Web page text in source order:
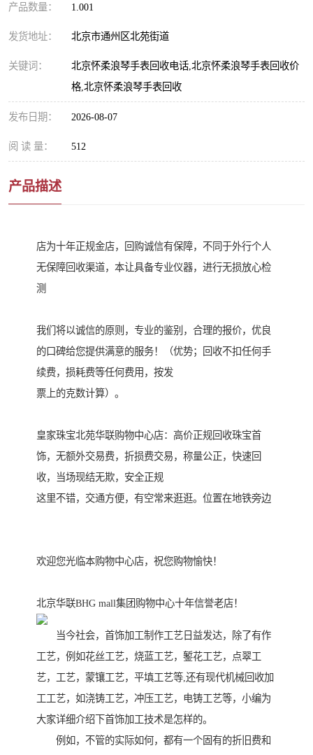
产品数量： 1.001
发货地址： 北京市通州区北苑街道
关键词：
北京怀柔浪琴手表回收电话,北京怀柔浪琴手表回收价
格,北京怀柔浪琴手表回收
发布日期： 2026-08-07
阅 读 量： 512
产品描述
店为十年正规金店，回购诚信有保障，不同于外行个人
无保障回收渠道，本让具备专业仪器，进行无损放心检
测
我们将以诚信的原则，专业的鉴别，合理的报价，优良
的口碑给您提供满意的服务！（优势；回收不扣任何手
续费，损耗费等任何费用，按发
票上的克数计算）。
皇家珠宝北苑华联购物中心店：高价正规回收珠宝首
饰，无额外交易费，折损费交易，称量公正，快速回
收，当场现结无欺，安全正规
这里不错，交通方便，有空常来逛逛。位置在地铁旁边
欢迎您光临本购物中心店，祝您购物愉快！
北京华联BHG mall集团购物中心十年信誉老店！
当今社会，首饰加工制作工艺日益发达，除了有作
工艺，例如花丝工艺，烧蓝工艺，錾花工艺，点翠工
艺，工艺，蒙镶工艺，平填工艺等,还有现代机械回收加
工工艺，如浇铸工艺，冲压工艺，电铸工艺等，小编为
大家详细介绍下首饰加工技术是怎样的。
例如，不管的实际如何，都有一个固有的折旧费和